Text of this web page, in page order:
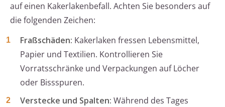
auf einen Kakerlakenbefall. Achten Sie besonders auf
die folgenden Zeichen:
Fraßschäden: Kakerlaken fressen Lebensmittel,
Papier und Textilien. Kontrollieren Sie
Vorratsschränke und Verpackungen auf Löcher
oder Bissspuren.
Verstecke und Spalten: Während des Tages